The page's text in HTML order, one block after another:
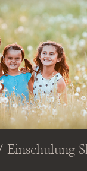
Einschulung